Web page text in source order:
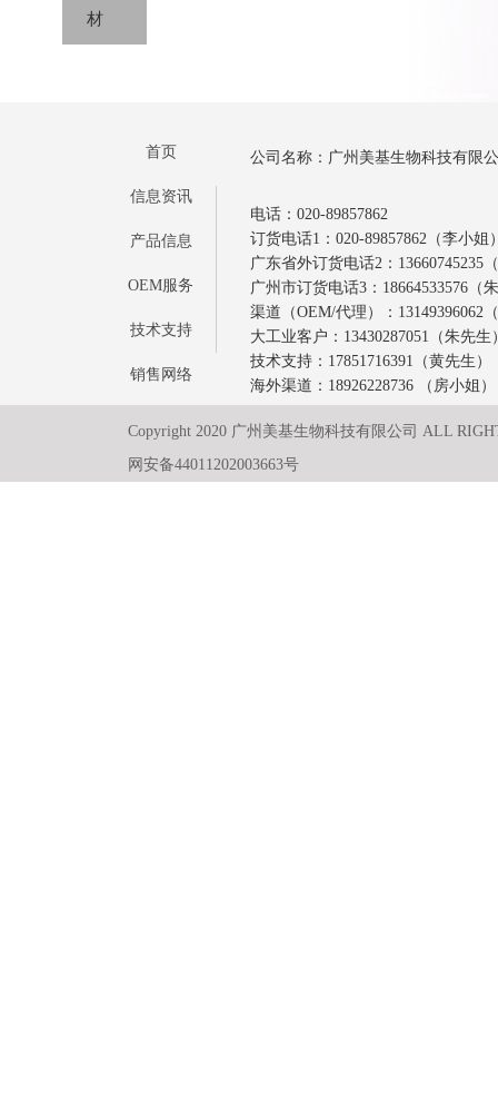
材
首页
信息资讯
产品信息
OEM服务
技术支持
销售网络
公司名称：广州美基生物科技有限
电话：020-89857862
订货电话1：020-89857862（李小姐
广东省外订货电话2：13660745235
广州市订货电话3：18664533576（
渠道（OEM/代理）：13149396062
大工业客户：13430287051（朱先生
技术支持：17851716391（黄先生）
海外渠道：18926228736 （房小姐）
Copyright 2020 广州美基生物科技有限公司 ALL
网安备44011202003663号